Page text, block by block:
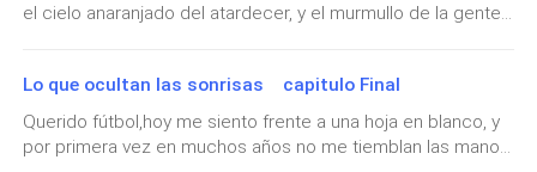
Y entonces todo fue confusión: gritos, forcejeos,
resistía entre sollozos, pidiéndole que la dejara, que
no valía la pena. Pero él no la soltó.
el cielo anaranjado del atardecer, y el murmullo de la gente
Las luces lo bañaban de dorado. El marcador ya no
importaba: aquel partido no era por puntos, era por la
historia.El árbitro levantó la vista y el sonido del silbato
marcó el final.Un rugido estalló en las tribunas.El último
Lo que ocultan las sonrisas capitulo Final
Querido fútbol,hoy me siento frente a una hoja en blanco, y
por primera vez en muchos años no me tiemblan las manos